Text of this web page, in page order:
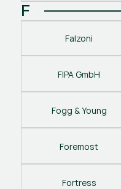
F
Falzoni
FIPA GmbH
Fogg & Young
Foremost
Fortress